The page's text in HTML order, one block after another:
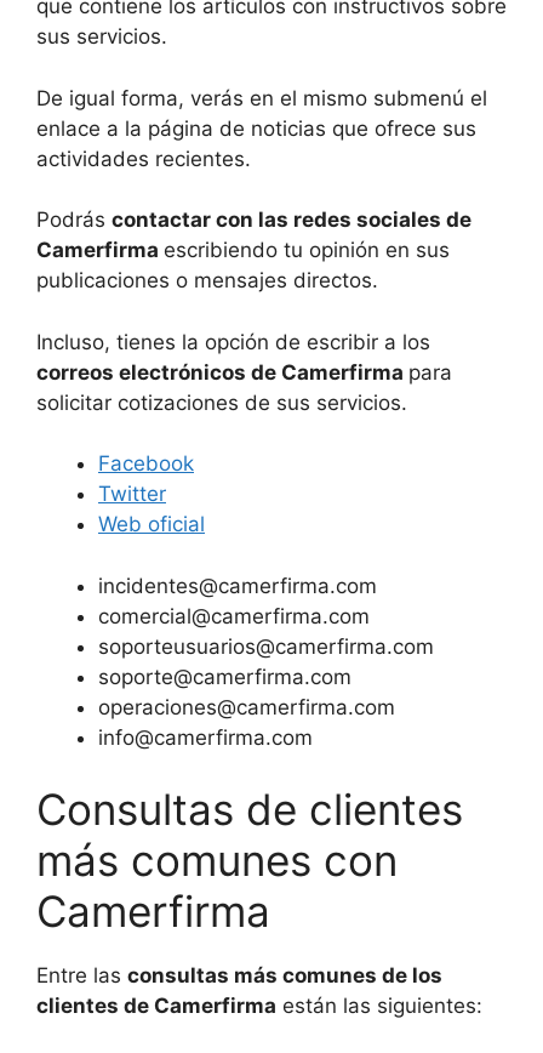
que contiene los artículos con instructivos sobre
sus servicios.
De igual forma, verás en el mismo submenú el
enlace a la página de noticias que ofrece sus
actividades recientes.
Podrás contactar con las redes sociales de
Camerfirma escribiendo tu opinión en sus
publicaciones o mensajes directos.
Incluso, tienes la opción de escribir a los
correos electrónicos de Camerfirma para
solicitar cotizaciones de sus servicios.
Facebook
Twitter
Web oficial
incidentes@camerfirma.com
comercial@camerfirma.com
soporteusuarios@camerfirma.com
soporte@camerfirma.com
operaciones@camerfirma.com
info@camerfirma.com
Consultas de clientes
más comunes con
Camerfirma
Entre las consultas más comunes de los
clientes de Camerfirma están las siguientes: